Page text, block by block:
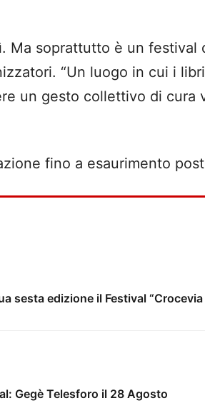
Ma soprattutto è un festival
“Un luogo in cui i
un gesto collettivo di cura
fino a esaurimento
sesta edizione il Festival
Al Mur...OnJazz festival: Gegè Telesforo il 28 Agosto